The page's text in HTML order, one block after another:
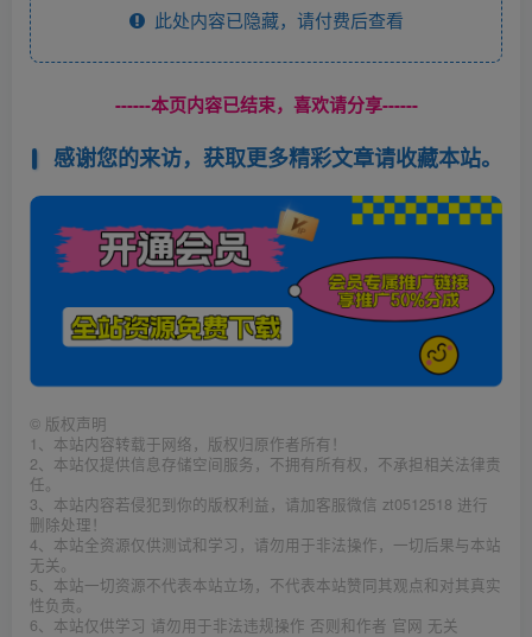
此处内容已隐藏，请付费后查看
------本页内容已结束，喜欢请分享------
感谢您的来访，获取更多精彩文章请收藏本站。
© 版权声明
1、本站内容转载于网络，版权归原作者所有！
2、本站仅提供信息存储空间服务，不拥有所有权，不承担相关法律责
任。
3、本站内容若侵犯到你的版权利益，请加客服微信 zt0512518 进行
删除处理！
4、本站全资源仅供测试和学习，请勿用于非法操作，一切后果与本站
无关。
5、本站一切资源不代表本站立场，不代表本站赞同其观点和对其真实
性负责。
6、本站仅供学习 请勿用于非法违规操作 否则和作者 官网 无关